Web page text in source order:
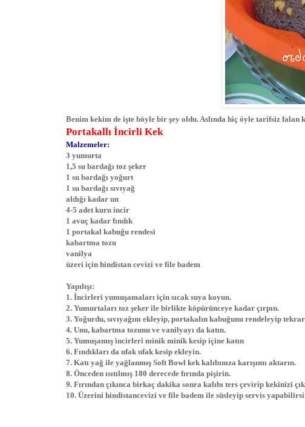
Benim kekim de işte böyle bir şey oldu. Aslında hiç öyle tarifsiz falan
Portakallı İncirli Kek
Malzemeler:
3 yumurta
1,5 su bardağı toz şeker
1 su bardağı yoğurt
1 su bardağı sıvıyağ
aldığı kadar un
4-5 adet kuru incir
1 avuç kadar fındık
1 portakal kabuğu rendesi
kabartma tozu
vanilya
üzeri için hindistan cevizi ve file badem
Yapılışı:
1. İncirleri yumuşamaları için sıcak suya koyun.
2. Yumurtaları toz şeker ile birlikte köpürünceye kadar çırpın.
3. Yoğurdu, sıvıyağını ekleyip, portakalın kabuğunu rendeleyip tekrar
4. Unu, kabartma tozunu ve vanilyayı da katın.
5. Yumuşamış incirleri minik minik kesip içine katın
6. Fındıkları da ufak ufak kesip ekleyin.
7. Katı yağ ile yağlanmış Soft Bowl kek kalıbınıza karışımı aktarın.
8. Önceden ısıtılmış 180 derecede fırında pişirin.
9. Fırından çıkınca birkaç dakika sonra kalıbı ters çevirip kekinizi
10. Üzerini hindistancevizi ve file badem ile süsleyip servis